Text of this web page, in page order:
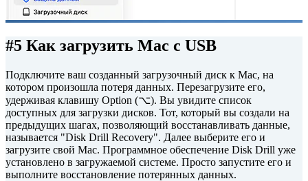
#5 Как загрузить Mac с USB
Подключите ваш созданный загрузочный диск к Mac, на
котором произошла потеря данных. Перезагрузите его,
удерживая клавишу Option (⌥). Вы увидите список
доступных для загрузки дисков. Тот, который вы создали на
предыдущих шагах, позволяющий восстанавливать данные,
называется "Disk Drill Recovery". Далее выберите его и
загрузите свой Mac. Программное обеспечение Disk Drill уже
установлено в загружаемой системе. Просто запустите его и
выполните восстановление потерянных данных.